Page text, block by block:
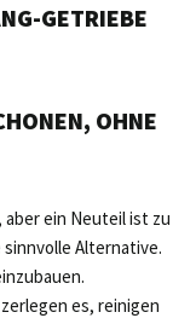
GETRIEBE
OHNE
ein Neuteil ist zu
Alternative.
es, reinigen